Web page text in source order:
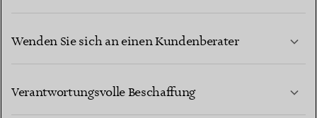
Wenden Sie sich an einen Kundenberater
Verantwortungsvolle Beschaffung